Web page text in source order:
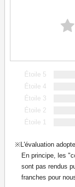
Étoile 5
Étoile 4
Étoile 3
Étoile 2
Étoile 1
L'évaluation
En principe, les
sont pas rendus
franches pour